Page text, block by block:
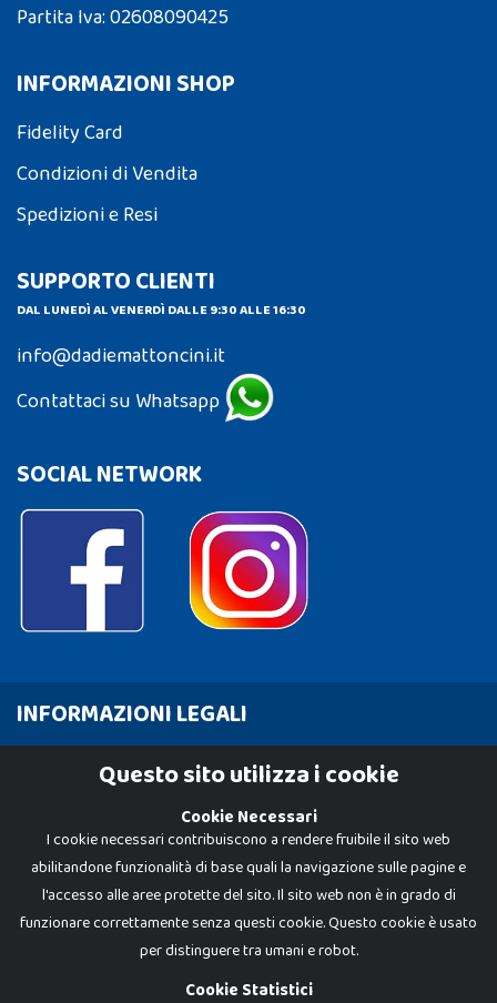
Partita Iva: 02608090425
INFORMAZIONI SHOP
Fidelity Card
Condizioni di Vendita
Spedizioni e Resi
SUPPORTO CLIENTI
DAL LUNEDÌ AL VENERDÌ DALLE 9:30 ALLE 16:30
info@dadiemattoncini.it
Contattaci su Whatsapp
SOCIAL NETWORK
INFORMAZIONI LEGALI
Cookie PolicyQuesto sito utilizza i cookie
Cookie Necessari
I cookie necessari contribuiscono a rendere fruibile il sito web
abilitandone funzionalità di base quali la navigazione sulle pagine e
l'accesso alle aree protette del sito. Il sito web non è in grado di
funzionare correttamente senza questi cookie. Questo cookie è usato
per distinguere tra umani e robot.
Cookie Statistici